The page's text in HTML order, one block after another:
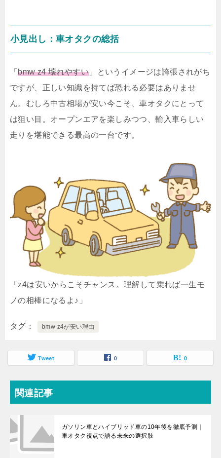
小見出し：車オタクの総括
「bmw z4 壊れやすい 」というイメージは誇張されがち
ですが、正しい知識を持てば恐れる必要はありませ
ん。むしろ中古相場が安い今こそ、車オタクにとって
は狙い目。オープンエアを楽しみつつ、輸入車らしい
走りを堪能できる最高の一台です。
「z4は安いからこそチャンス。理解して乗れば一生モ
ノの相棒になるよ♪」
タグ bmw z4が安い理由
Tweet 0 0
関連記事
ガソリン車とハイブリッド車の10年後を徹底予測｜
車オタク視点で語る未来の選択肢